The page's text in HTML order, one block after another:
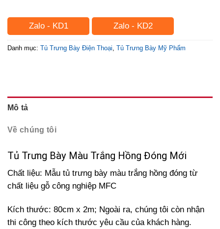
Zalo - KD1 Zalo - KD2
Danh mục: Tủ Trưng Bày Điện Thoại Tủ Trưng Bày Mỹ Phẩm
Mô tả
Về chúng tôi
Tủ Trưng Bày Màu Trắng Hồng Đóng Mới
Chất liệu: Mẫu tủ trưng bày màu trắng hồng đóng từ
chất liệu gỗ công nghiệp MFC
Kích thước: 80cm x 2m; Ngoài ra, chúng tôi còn nhận
thi công theo kích thước yêu cầu của khách hàng.